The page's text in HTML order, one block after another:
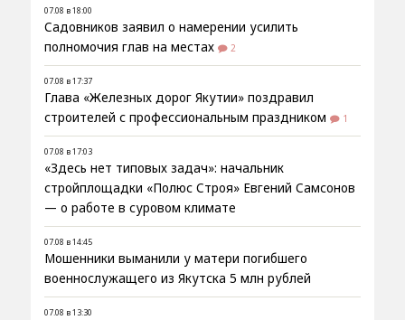
07.08 в 18:00
Садовников заявил о намерении усилить
полномочия глав на местах
2
07.08 в 17:37
Глава «Железных дорог Якутии» поздравил
строителей с профессиональным праздником
1
07.08 в 17:03
«Здесь нет типовых задач»: начальник
стройплощадки «Полюс Строя» Евгений Самсонов
— о работе в суровом климате
07.08 в 14:45
Мошенники выманили у матери погибшего
военнослужащего из Якутска 5 млн рублей
07.08 в 13:30